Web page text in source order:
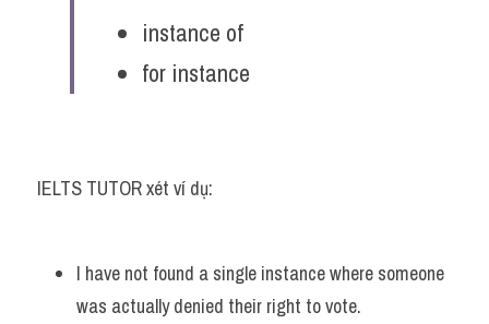
instance of
for instance
IELTS TUTOR xét ví dụ:
I have not found a single instance where someone
was actually denied their right to vote.